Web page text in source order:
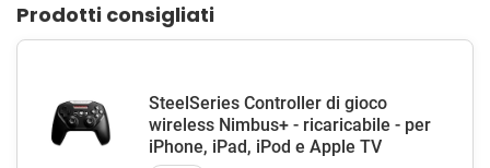
Prodotti consigliati
SteelSeries Controller di gioco
wireless Nimbus+ - ricaricabile - per
iPhone, iPad, iPod e Apple TV